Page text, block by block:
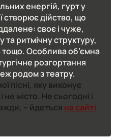
енергій, гурт у
створює дійство, що
своє і чуже,
та ритмічну структуру,
тощо. Особлива об’ємна
розгортання
родом з театру.
пісні, яку виконує
місто. Не сьогодні і
– йдеться на сайті